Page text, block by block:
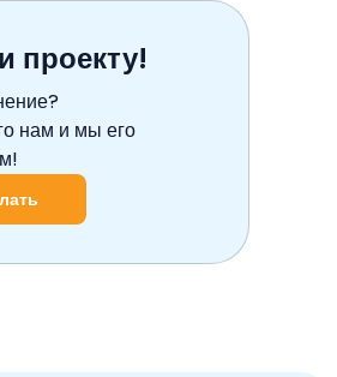
проекту!
нам и мы его